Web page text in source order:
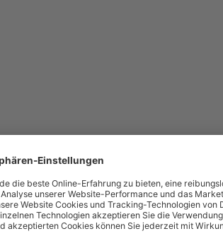
haben Sie Anspruch auf die
bei normaler Nutzung über
eine lebenslange Garantie.